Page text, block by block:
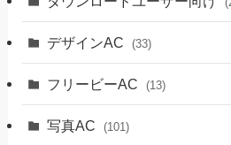
デザインAC (33)
フリービーAC (13)
写真AC (101)